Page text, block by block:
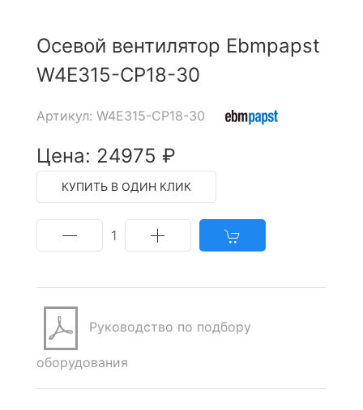
Осевой вентилятор Ebmpapst
W4E315-CP18-30
Артикул: W4E315-CP18-30
Цена: 24975 ₽
КУПИТЬ В ОДИН КЛИК
1
Руководство по подбору
оборудования